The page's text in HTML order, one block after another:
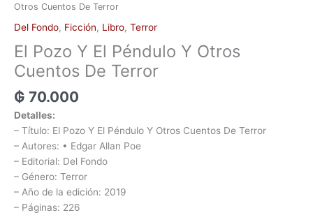
Otros Cuentos De Terror
Del Fondo, Ficción, Libro, Terror
El Pozo Y El Péndulo Y Otros
Cuentos De Terror
₲ 70.000
Detalles:
– Título: El Pozo Y El Péndulo Y Otros Cuentos De Terror
– Autores: • Edgar Allan Poe
– Editorial: Del Fondo
– Género: Terror
– Año de la edición: 2019
– Páginas: 226